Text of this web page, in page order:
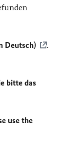
Deutsch)
.
bitte das
use the